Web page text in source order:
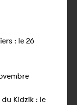
: le 26
Kidzik : le